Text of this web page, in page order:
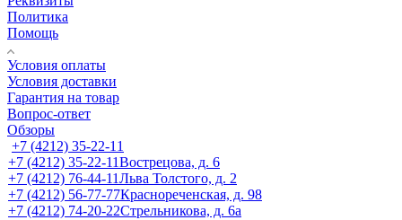
Политика
Помощь
Условия оплаты
Условия доставки
Гарантия на товар
Вопрос-ответ
Обзоры
+7 (4212) 35-22-11
+7 (4212) 35-22-11Вострецова, д. 6
+7 (4212) 76-44-11Льва Толстого, д. 2
+7 (4212) 56-77-77Краснореченская, д. 98
+7 (4212) 74-20-22Стрельникова, д. 6а